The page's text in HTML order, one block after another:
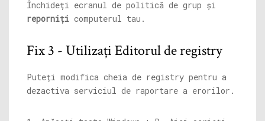
Închideți ecranul de politică de grup și
reporniți computerul tau.
Fix 3 - Utilizați Editorul de registry
Puteți modifica cheia de registry pentru a
dezactiva serviciul de raportare a erorilor.